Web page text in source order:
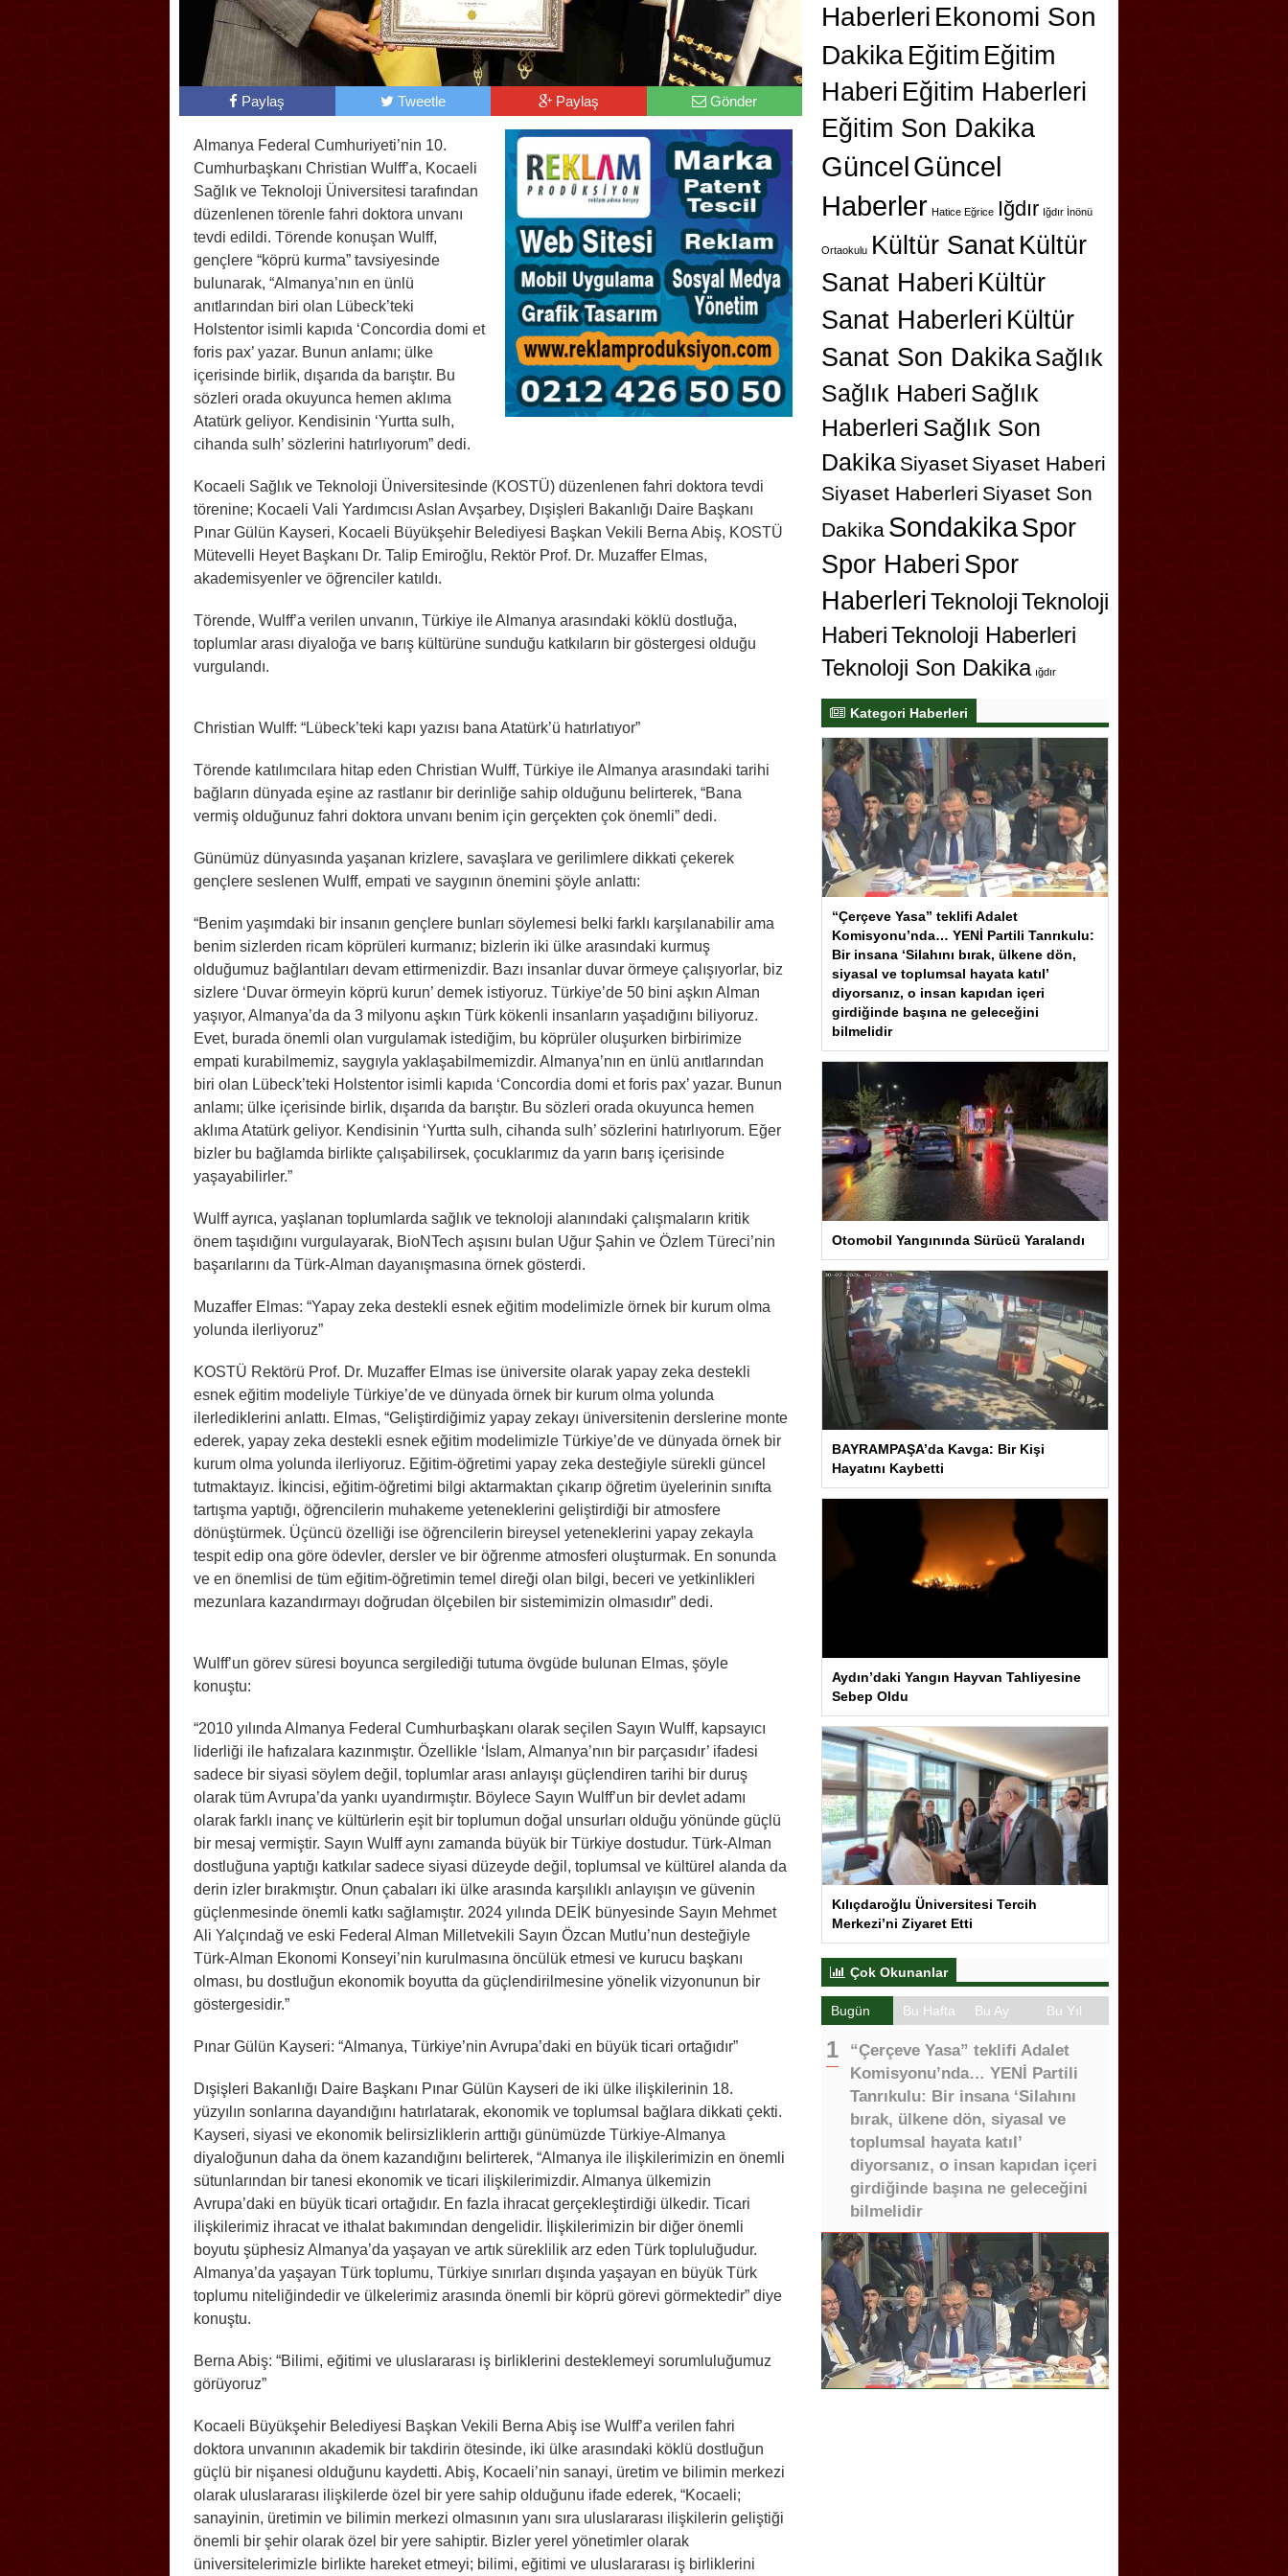
Paylaş Tweetle Paylaş Gönder
Almanya Federal Cumhuriyeti’nin 10.
Cumhurbaşkanı Christian Wulff’a, Kocaeli
Sağlık ve Teknoloji Üniversitesi tarafından
düzenlenen törenle fahri doktora unvanı
tevdi edildi. Törende konuşan Wulff,
gençlere “köprü kurma” tavsiyesinde
bulunarak, “Almanya’nın en ünlü
anıtlarından biri olan Lübeck’teki
Holstentor isimli kapıda ‘Concordia domi et
foris pax’ yazar. Bunun anlamı; ülke
içerisinde birlik, dışarıda da barıştır. Bu
sözleri orada okuyunca hemen aklıma
Atatürk geliyor. Kendisinin ‘Yurtta sulh,
cihanda sulh’ sözlerini hatırlıyorum” dedi.
Kocaeli Sağlık ve Teknoloji Üniversitesinde (KOSTÜ) düzenlenen fahri doktora tevdi
törenine; Kocaeli Vali Yardımcısı Aslan Avşarbey, Dışişleri Bakanlığı Daire Başkanı
Pınar Gülün Kayseri, Kocaeli Büyükşehir Belediyesi Başkan Vekili Berna Abiş, KOSTÜ
Mütevelli Heyet Başkanı Dr. Talip Emiroğlu, Rektör Prof. Dr. Muzaffer Elmas,
akademisyenler ve öğrenciler katıldı.
Törende, Wulff’a verilen unvanın, Türkiye ile Almanya arasındaki köklü dostluğa,
toplumlar arası diyaloğa ve barış kültürüne sunduğu katkıların bir göstergesi olduğu
vurgulandı.
Christian Wulff: “Lübeck’teki kapı yazısı bana Atatürk’ü hatırlatıyor”
Törende katılımcılara hitap eden Christian Wulff, Türkiye ile Almanya arasındaki tarihi
bağların dünyada eşine az rastlanır bir derinliğe sahip olduğunu belirterek, “Bana
vermiş olduğunuz fahri doktora unvanı benim için gerçekten çok önemli” dedi.
Günümüz dünyasında yaşanan krizlere, savaşlara ve gerilimlere dikkati çekerek
gençlere seslenen Wulff, empati ve saygının önemini şöyle anlattı:
“Benim yaşımdaki bir insanın gençlere bunları söylemesi belki farklı karşılanabilir ama
benim sizlerden ricam köprüleri kurmanız; bizlerin iki ülke arasındaki kurmuş
olduğumuz bağlantıları devam ettirmenizdir. Bazı insanlar duvar örmeye çalışıyorlar, biz
sizlere ‘Duvar örmeyin köprü kurun’ demek istiyoruz. Türkiye’de 50 bini aşkın Alman
yaşıyor, Almanya’da da 3 milyonu aşkın Türk kökenli insanların yaşadığını biliyoruz.
Evet, burada önemli olan vurgulamak istediğim, bu köprüler oluşurken birbirimize
empati kurabilmemiz, saygıyla yaklaşabilmemizdir. Almanya’nın en ünlü anıtlarından
biri olan Lübeck’teki Holstentor isimli kapıda ‘Concordia domi et foris pax’ yazar. Bunun
anlamı; ülke içerisinde birlik, dışarıda da barıştır. Bu sözleri orada okuyunca hemen
aklıma Atatürk geliyor. Kendisinin ‘Yurtta sulh, cihanda sulh’ sözlerini hatırlıyorum. Eğer
bizler bu bağlamda birlikte çalışabilirsek, çocuklarımız da yarın barış içerisinde
yaşayabilirler.”
Wulff ayrıca, yaşlanan toplumlarda sağlık ve teknoloji alanındaki çalışmaların kritik
önem taşıdığını vurgulayarak, BioNTech aşısını bulan Uğur Şahin ve Özlem Türeci’nin
başarılarını da Türk-Alman dayanışmasına örnek gösterdi.
Muzaffer Elmas: “Yapay zeka destekli esnek eğitim modelimizle örnek bir kurum olma
yolunda ilerliyoruz”
KOSTÜ Rektörü Prof. Dr. Muzaffer Elmas ise üniversite olarak yapay zeka destekli
esnek eğitim modeliyle Türkiye’de ve dünyada örnek bir kurum olma yolunda
ilerlediklerini anlattı. Elmas, “Geliştirdiğimiz yapay zekayı üniversitenin derslerine monte
ederek, yapay zeka destekli esnek eğitim modelimizle Türkiye’de ve dünyada örnek bir
kurum olma yolunda ilerliyoruz. Eğitim-öğretimi yapay zeka desteğiyle sürekli güncel
tutmaktayız. İkincisi, eğitim-öğretimi bilgi aktarmaktan çıkarıp öğretim üyelerinin sınıfta
tartışma yaptığı, öğrencilerin muhakeme yeteneklerini geliştirdiği bir atmosfere
dönüştürmek. Üçüncü özelliği ise öğrencilerin bireysel yeteneklerini yapay zekayla
tespit edip ona göre ödevler, dersler ve bir öğrenme atmosferi oluşturmak. En sonunda
ve en önemlisi de tüm eğitim-öğretimin temel direği olan bilgi, beceri ve yetkinlikleri
mezunlara kazandırmayı doğrudan ölçebilen bir sistemimizin olmasıdır” dedi.
Wulff’un görev süresi boyunca sergilediği tutuma övgüde bulunan Elmas, şöyle
konuştu:
“2010 yılında Almanya Federal Cumhurbaşkanı olarak seçilen Sayın Wulff, kapsayıcı
liderliği ile hafızalara kazınmıştır. Özellikle ‘İslam, Almanya’nın bir parçasıdır’ ifadesi
sadece bir siyasi söylem değil, toplumlar arası anlayışı güçlendiren tarihi bir duruş
olarak tüm Avrupa’da yankı uyandırmıştır. Böylece Sayın Wulff’un bir devlet adamı
olarak farklı inanç ve kültürlerin eşit bir toplumun doğal unsurları olduğu yönünde güçlü
bir mesaj vermiştir. Sayın Wulff aynı zamanda büyük bir Türkiye dostudur. Türk-Alman
dostluğuna yaptığı katkılar sadece siyasi düzeyde değil, toplumsal ve kültürel alanda da
derin izler bırakmıştır. Onun çabaları iki ülke arasında karşılıklı anlayışın ve güvenin
güçlenmesinde önemli katkı sağlamıştır. 2024 yılında DEİK bünyesinde Sayın Mehmet
Ali Yalçındağ ve eski Federal Alman Milletvekili Sayın Özcan Mutlu’nun desteğiyle
Türk-Alman Ekonomi Konseyi’nin kurulmasına öncülük etmesi ve kurucu başkanı
olması, bu dostluğun ekonomik boyutta da güçlendirilmesine yönelik vizyonunun bir
göstergesidir.”
Pınar Gülün Kayseri: “Almanya, Türkiye’nin Avrupa’daki en büyük ticari ortağıdır”
Dışişleri Bakanlığı Daire Başkanı Pınar Gülün Kayseri de iki ülke ilişkilerinin 18.
yüzyılın sonlarına dayandığını hatırlatarak, ekonomik ve toplumsal bağlara dikkati çekti.
Kayseri, siyasi ve ekonomik belirsizliklerin arttığı günümüzde Türkiye-Almanya
diyaloğunun daha da önem kazandığını belirterek, “Almanya ile ilişkilerimizin en önemli
sütunlarından bir tanesi ekonomik ve ticari ilişkilerimizdir. Almanya ülkemizin
Avrupa’daki en büyük ticari ortağıdır. En fazla ihracat gerçekleştirdiği ülkedir. Ticari
ilişkilerimiz ihracat ve ithalat bakımından dengelidir. İlişkilerimizin bir diğer önemli
boyutu şüphesiz Almanya’da yaşayan ve artık süreklilik arz eden Türk topluluğudur.
Almanya’da yaşayan Türk toplumu, Türkiye sınırları dışında yaşayan en büyük Türk
toplumu niteliğindedir ve ülkelerimiz arasında önemli bir köprü görevi görmektedir” diye
konuştu.
Berna Abiş: “Bilimi, eğitimi ve uluslararası iş birliklerini desteklemeyi sorumluluğumuz
görüyoruz”
Kocaeli Büyükşehir Belediyesi Başkan Vekili Berna Abiş ise Wulff’a verilen fahri
doktora unvanının akademik bir takdirin ötesinde, iki ülke arasındaki köklü dostluğun
güçlü bir nişanesi olduğunu kaydetti. Abiş, Kocaeli’nin sanayi, üretim ve bilimin merkezi
olarak uluslararası ilişkilerde özel bir yere sahip olduğunu ifade ederek, “Kocaeli;
sanayinin, üretimin ve bilimin merkezi olmasının yanı sıra uluslararası ilişkilerin geliştiği
önemli bir şehir olarak özel bir yere sahiptir. Bizler yerel yönetimler olarak
üniversitelerimizle birlikte hareket etmeyi; bilimi, eğitimi ve uluslararası iş birliklerini
Haberleri Ekonomi Son
Dakika Eğitim Eğitim
Haberi Eğitim Haberleri
Eğitim Son Dakika
GüncelGüncel
Haberler Hatice Eğrice Iğdır Iğdır İnönü
Ortaokulu Kültür SanatKültür
Sanat Haberi Kültür
Sanat Haberleri Kültür
Sanat Son DakikaSağlık
Sağlık Haberi Sağlık
Haberleri Sağlık Son
Dakika Siyaset Siyaset Haberi
Siyaset Haberleri Siyaset Son
Dakika SondakikaSpor
Spor Haberi Spor
HaberleriTeknolojiTeknoloji
HaberiTeknoloji Haberleri
Teknoloji Son Dakika ığdır
Kategori Haberleri
“Çerçeve Yasa” teklifi Adalet
Komisyonu’nda… YENİ Partili Tanrıkulu:
Bir insana ‘Silahını bırak, ülkene dön,
siyasal ve toplumsal hayata katıl’
diyorsanız, o insan kapıdan içeri
girdiğinde başına ne geleceğini
bilmelidir
Otomobil Yangınında Sürücü Yaralandı
BAYRAMPAŞA’da Kavga: Bir Kişi
Hayatını Kaybetti
Aydın’daki Yangın Hayvan Tahliyesine
Sebep Oldu
Kılıçdaroğlu Üniversitesi Tercih
Merkezi’ni Ziyaret Etti
Çok Okunanlar
Bugün Bu Hafta Bu Ay Bu Yıl
“Çerçeve Yasa” teklifi Adalet
Komisyonu’nda… YENİ Partili
Tanrıkulu: Bir insana ‘Silahını
bırak, ülkene dön, siyasal ve
toplumsal hayata katıl’
diyorsanız, o insan kapıdan içeri
girdiğinde başına ne geleceğini
bilmelidir